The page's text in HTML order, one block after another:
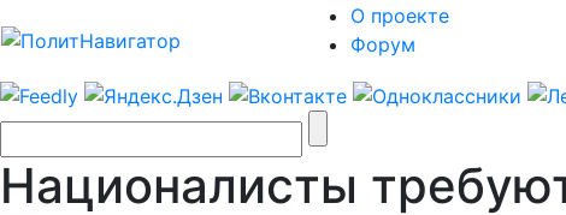
О проекте
Форум
Националисты